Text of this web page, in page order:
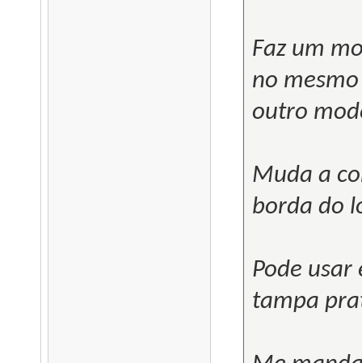
Faz um
no
outro
Muda a
borda do
Pode
tampa